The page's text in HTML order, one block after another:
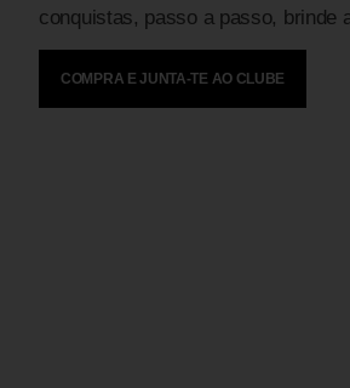
conquistas, passo a passo, brinde
COMPRA E JUNTA-TE AO CLUBE